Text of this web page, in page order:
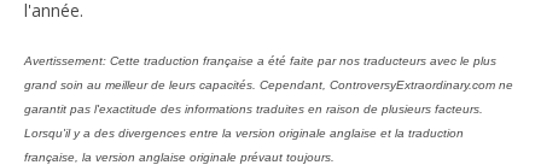
l'année.
Avertissement: Cette traduction française a été faite par nos traducteurs avec le plus
grand soin au meilleur de leurs capacités. Cependant, ControversyExtraordinary.com ne
garantit pas l'exactitude des informations traduites en raison de plusieurs facteurs.
Lorsqu'il y a des divergences entre la version originale anglaise et la traduction
française, la version anglaise originale prévaut toujours.